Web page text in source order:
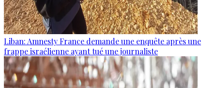
Liban: Amnesty France demande une enquête après une
frappe israélienne ayant tué une journaliste